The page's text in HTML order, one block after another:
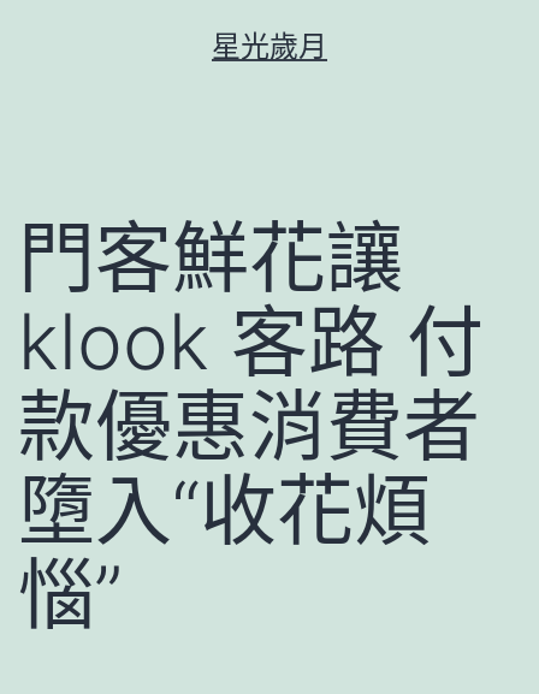
星光歲月
門客鮮花讓
klook 客路 付
款優惠消費者
墮入“收花煩
惱”